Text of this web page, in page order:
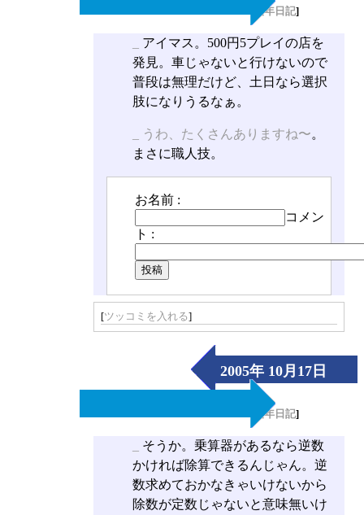
長年日記]
アイマス。500円5プレイの店を
発見。車じゃないと行けないので
普段は無理だけど、土日なら選択
肢になりうるなぁ。
うわ、たくさんありますね〜。
まさに職人技。
お名前 :
コメン
ト :
[ツッコミを入れる]
2005年 10月17日
（Mon）
長年日記]
そうか。乗算器があるなら逆数
かければ除算できるんじゃん。逆
数求めておかなきゃいけないから
除数が定数じゃないと意味無いけ